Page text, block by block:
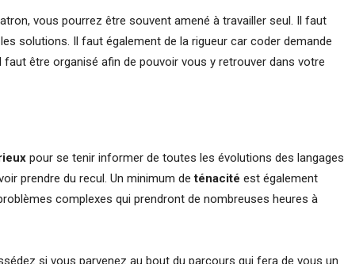
vous pourrez être souvent amené à travailler seul. Il faut
solutions. Il faut également de la rigueur car coder demande
être organisé afin de pouvoir vous y retrouver dans votre
pour se tenir informer de toutes les évolutions des langages
prendre du recul. Un minimum deténacité est également
complexes qui prendront de nombreuses heures à
si vous parvenez au bout du parcours qui fera de vous un